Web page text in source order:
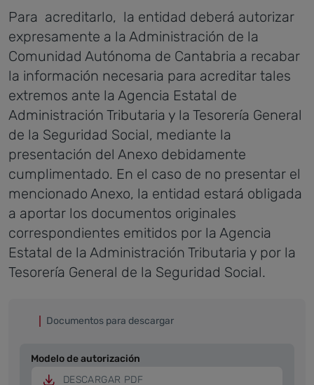
Para acreditarlo, la entidad deberá autorizar
expresamente a la Administración de la
Comunidad Autónoma de Cantabria a recabar
la información necesaria para acreditar tales
extremos ante la Agencia Estatal de
Administración Tributaria y la Tesorería General
de la Seguridad Social, mediante la
presentación del Anexo debidamente
cumplimentado. En el caso de no presentar el
mencionado Anexo, la entidad estará obligada
a aportar los documentos originales
correspondientes emitidos por la Agencia
Estatal de la Administración Tributaria y por la
Tesorería General de la Seguridad Social.
Documentos para descargar
Modelo de autorización
DESCARGAR PDF